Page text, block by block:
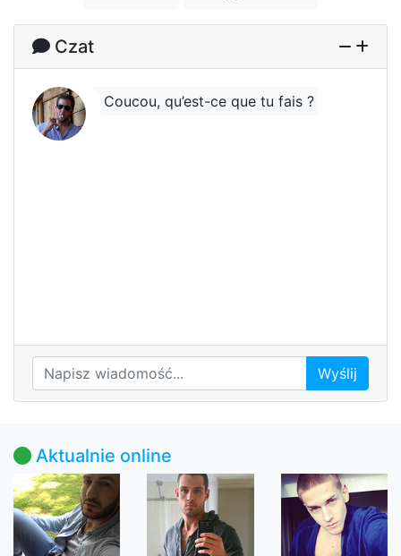
Czat
Coucou, qu’est-ce que tu fais ?
Wyślij
Aktualnie online